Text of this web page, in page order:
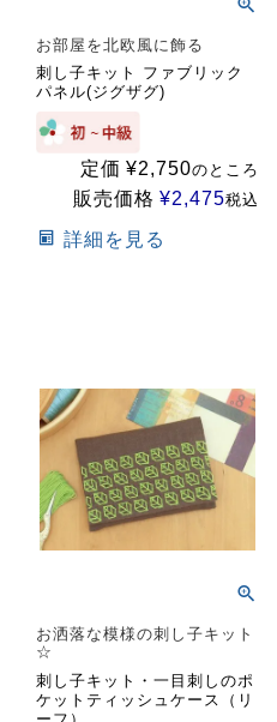
お部屋を北欧風に飾る
刺し子キット ファブリック
パネル(ジグザグ)
定価 ¥2,750のところ
販売価格 ¥2,475税込
詳細を見る
お洒落な模様の刺し子キット
☆
刺し子キット・一目刺しのポ
ケットティッシュケース（リ